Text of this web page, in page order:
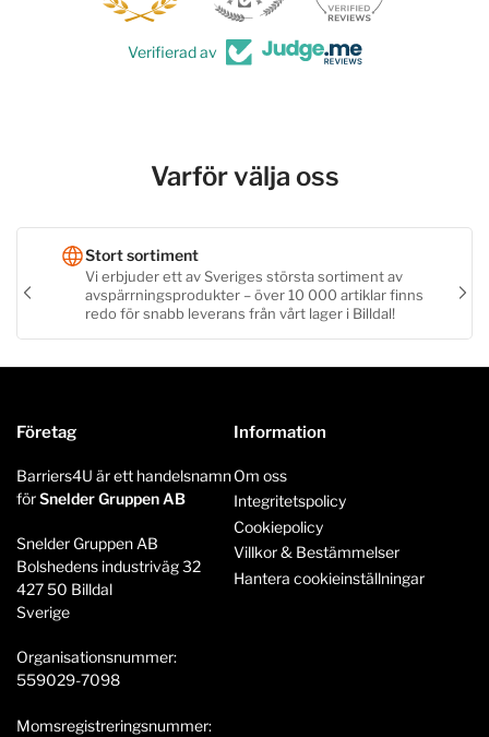
Verifierad av
Varför välja oss
Stort sortiment
Vi erbjuder ett av Sveriges största sortiment av
avspärrningsprodukter – över 10 000 artiklar finns
redo för snabb leverans från vårt lager i Billdal!
Föregående
Företag
Barriers4U är ett handelsnamn
förSnelder Gruppen AB
Snelder Gruppen AB
Bolshedens industriväg 32
427 50 Billdal
Sverige
Organisationsnummer:
559029-7098
Momsregistreringsnummer:
Information
Om oss
Integritetspolicy
Cookiepolicy
Villkor & Bestämmelser
Hantera cookieinställningar